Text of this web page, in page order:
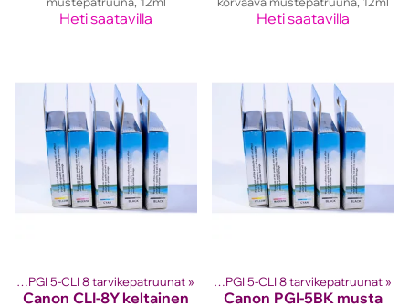
Heti saatavilla Heti saatavilla
Canon PGI 5-CLI 8 tarvikepatruunat ‪»
Canon CLI-8Y keltainen
kasetit ‪»Canon mustekasetit‪» Canon PGI 5-CLI 8 tarvikepatruunat ‪»
Canon PGI-5BK musta